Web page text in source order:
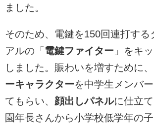
ました。
そのため、電鍵を150回連打する
アルの「 電鍵ファイター 」をキ
しました。賑わいを増すために、
ーキャラクターを中学生メンバ
てもらい、 顔出しパネルに仕立
園年長さんから小学校低学年の